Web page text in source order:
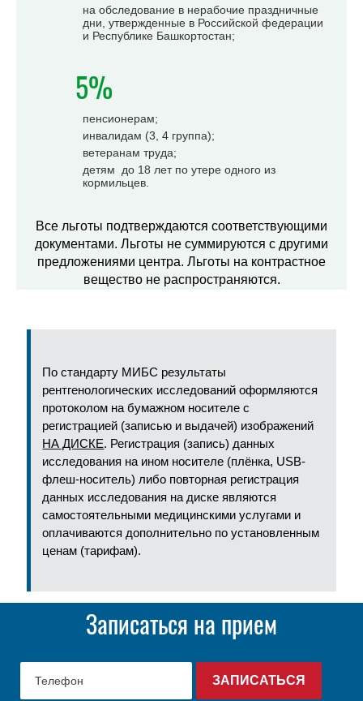
на обследование в нерабочие праздничные
дни, утвержденные в Российской федерации
и Республике Башкортостан;
5%
пенсионерам;
инвалидам (3, 4 группа);
ветеранам труда;
детям до 18 лет по утере одного из
кормильцев.
Все льготы подтверждаются соответствующими
документами. Льготы не суммируются с другими
предложениями центра. Льготы на контрастное
вещество не распространяются.
По стандарту МИБС результаты
рентгенологических исследований оформляются
протоколом на бумажном носителе с
регистрацией (записью и выдачей) изображений
НА ДИСКЕ. Регистрация (запись) данных
исследования на ином носителе (плёнка, USB-
флеш-носитель) либо повторная регистрация
данных исследования на диске являются
самостоятельными медицинскими услугами и
оплачиваются дополнительно по установленным
ценам (тарифам).
Записаться на прием